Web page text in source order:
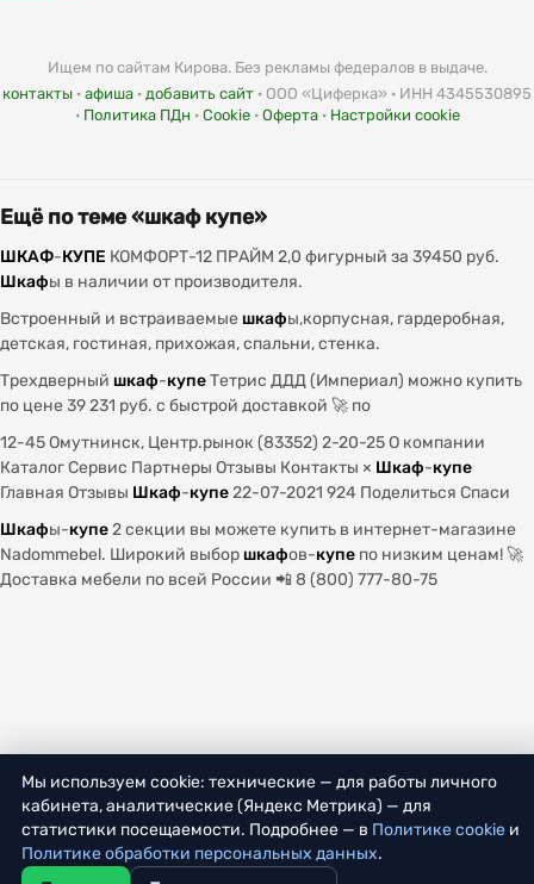
Мы используем cookie: технические — для работы личного
кабинета, аналитические (Яндекс Метрика) — для
статистики посещаемости. Подробнее — в Политике cookie и
Политике обработки персональных данных.
Ищем по сайтам Кирова. Без рекламы федералов в выдаче.
контакты · афиша · добавить сайт · ООО «Циферка» · ИНН 4345530895
· Политика ПДн · Cookie· Оферта· Настройки cookie
Ещё по теме «шкаф купе»
ШКАФ-КУПЕ КОМФОРТ-12 ПРАЙМ 2,0 фигурный за 39450 руб.
Шкафы в наличии от производителя.
Встроенный и встраиваемые шкафы,корпусная, гардеробная,
детская, гостиная, прихожая, спальни, стенка.
Трехдверный шкаф-купеТетрис ДДД (Империал) можно купить
по цене 39 231 руб. с быстрой доставкой 🚀 по
12-45 Омутнинск, Центр.рынок (83352) 2-20-25 О компании
Каталог Сервис Партнеры Отзывы Контакты × Шкаф-купе
Главная Отзывы Шкаф-купе22-07-2021 924 Поделиться Спаси
Шкафы-купе2 секции вы можете купить в интернет-магазине
Nadommebel. Широкий выбор шкафов-купе по низким ценам! 🚀
Доставка мебели по всей России 📲 8 (800) 777-80-75